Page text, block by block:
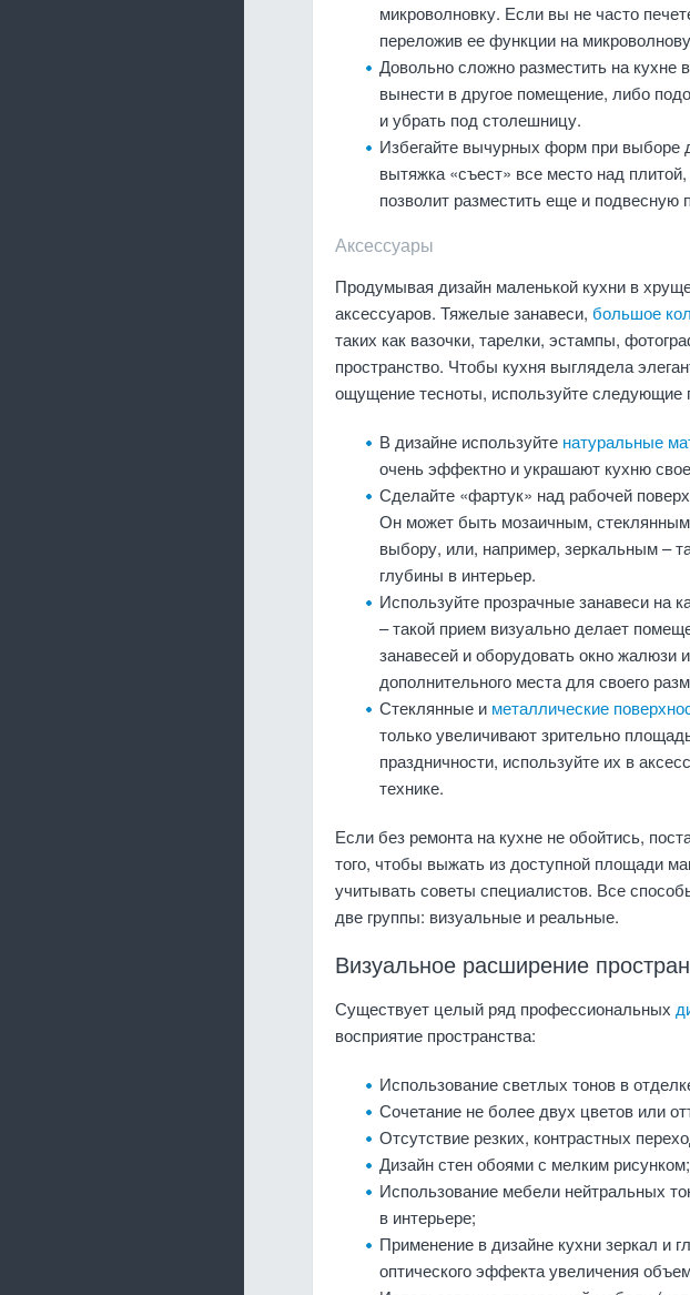
микроволновку. Если вы не часто
переложив ее функции на
Довольно сложно разместить на
вынести в другое помещение, либо
и убрать под столешницу.
Избегайте вычурных форм при выборе
вытяжка «съест» все место над
позволит разместить еще и подвесную
Аксессуары
Продумывая дизайн маленькой кухни в
аксессуаров. Тяжелые занавеси, большое
таких как вазочки, тарелки, эстампы,
пространство. Чтобы кухня выглядела
ощущение тесноты, используйте следующие
В дизайне используйте натуральные
очень эффектно и украшают кухню
Сделайте «фартук» над рабочей
Он может быть мозаичным,
выбору, или, например, зеркальным –
глубины в интерьер.
Используйте прозрачные занавеси на
– такой прием визуально делает
занавесей и оборудовать окно
дополнительного места для своего
Стеклянные и металлические
только увеличивают зрительно
праздничности, используйте их в
технике.
Если без ремонта на кухне не обойтись,
того, чтобы выжать из доступной площади
учитывать советы специалистов. Все
две группы: визуальные и реальные.
Визуальное расширение
Существует целый ряд профессиональных
восприятие пространства:
Использование светлых тонов в
Сочетание не более двух цветов или
Отсутствие резких, контрастных
Дизайн стен обоями с мелким рисунком;
Использование мебели нейтральных
в интерьере;
Применение в дизайне кухни зеркал и
оптического эффекта увеличения